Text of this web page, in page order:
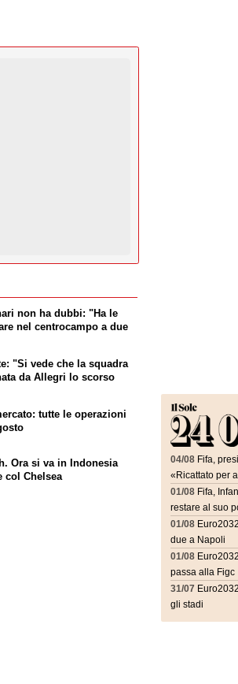
non ha dubbi: "Ha le
nel centrocampo a due
"Si vede che la squadra
da Allegri lo scorso
tutte le operazioni
Ora si va in Indonesia
col Chelsea
04/08 Fifa,
«Ricattato per
01/08 Fifa,
restare al suo
01/08
due a Napoli
01/08
passa alla Figc
31/07
gli stadi